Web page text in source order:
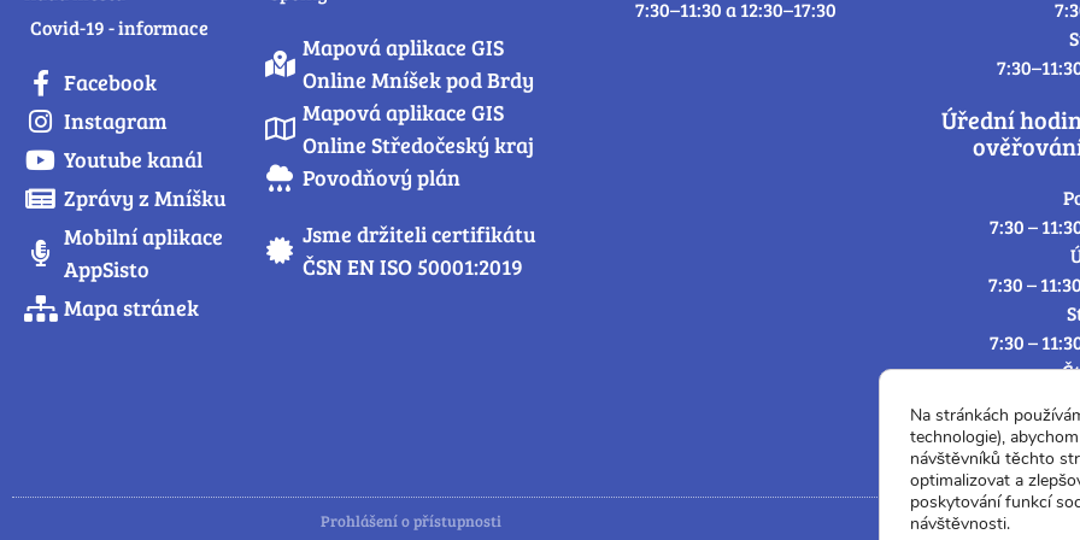
Covid-19 - informace
Facebook
Instagram
Youtube kanál
Zprávy z Mníšku
Mobilní aplikace
AppSisto
Mapa stránek
Mapová aplikace GIS
Online Mníšek pod Brdy
Mapová aplikace GIS
Online Středočeský kraj
Povodňový plán
Jsme držiteli certifikátu
ČSN EN ISO 50001:2019
7:30–11:30 a 12:30–17:30
Úřední
7:30 –
7:30 –
7:30 –
Prohlášení o přístupnosti
Na stránkách
technologie),
návštěvníků těchto
optimalizovat a
poskytování funkcí
návštěvnosti.